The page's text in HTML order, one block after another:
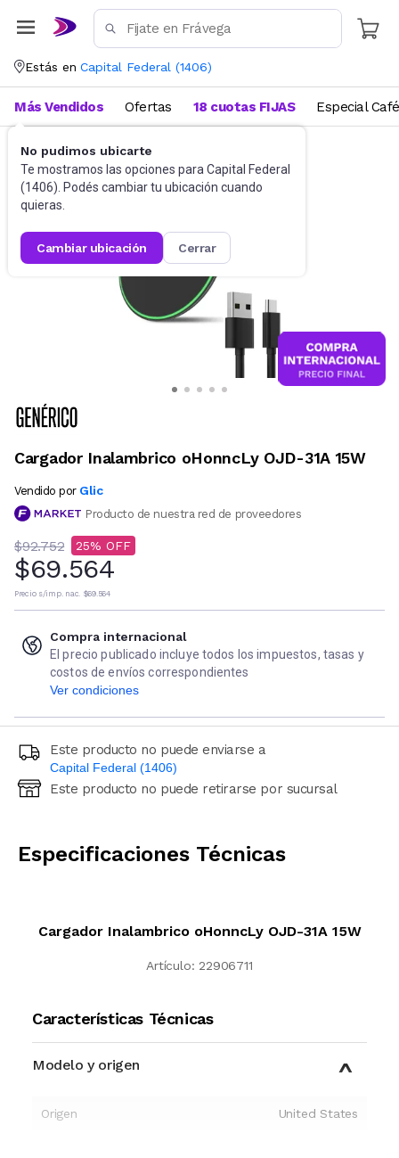
Estás en Capital Federal (1406)
No pudimos ubicarte
Te mostramos las opciones para Capital Federal
(1406). Podés cambiar tu ubicación cuando
quieras.
cambiar ubicación cerrar
Más Vendidos Ofertas 18 cuotas FIJAS Especial Café
Cargadores Cargadores portátiles
Cargador Inalambrico oHonncLy OJD-31A 15W
Vendido por Glic
Producto de nuestra red de proveedores
$92.752 25
$69.564
Precio s/imp. nac. $69.564
Compra internacional
El precio publicado incluye todos los impuestos, tasas y
costos de envíos correspondientes
Ver condiciones
Este producto no puede enviarse a
Capital Federal (1406)
Ingresá código postal (sólo números)
Este producto no puede retirarse por sucursal
Especificaciones Técnicas
Cargador Inalambrico oHonncLy OJD-31A 15W
Artículo: 22906711
Características Técnicas
Modelo y origen
Origen United States